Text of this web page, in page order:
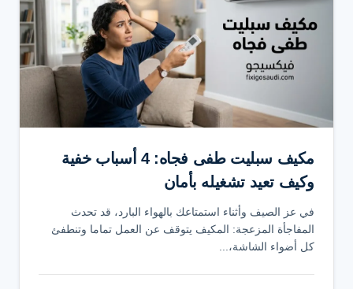
اطلب الخدمة
تواصل عبر واتساب
مكيف سبليت طفى فجاه: 4 أسباب خفية
وكيف تعيد تشغيله بأمان
في عز الصيف وأثناء استمتاعك بالهواء البارد، قد تحدث
المفاجأة المزعجة: المكيف يتوقف عن العمل تماما وتنطفئ
كل أضواء الشاشة،...